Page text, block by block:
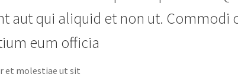
aut qui aliquid et non ut.
eum officia
et molestiae ut sit